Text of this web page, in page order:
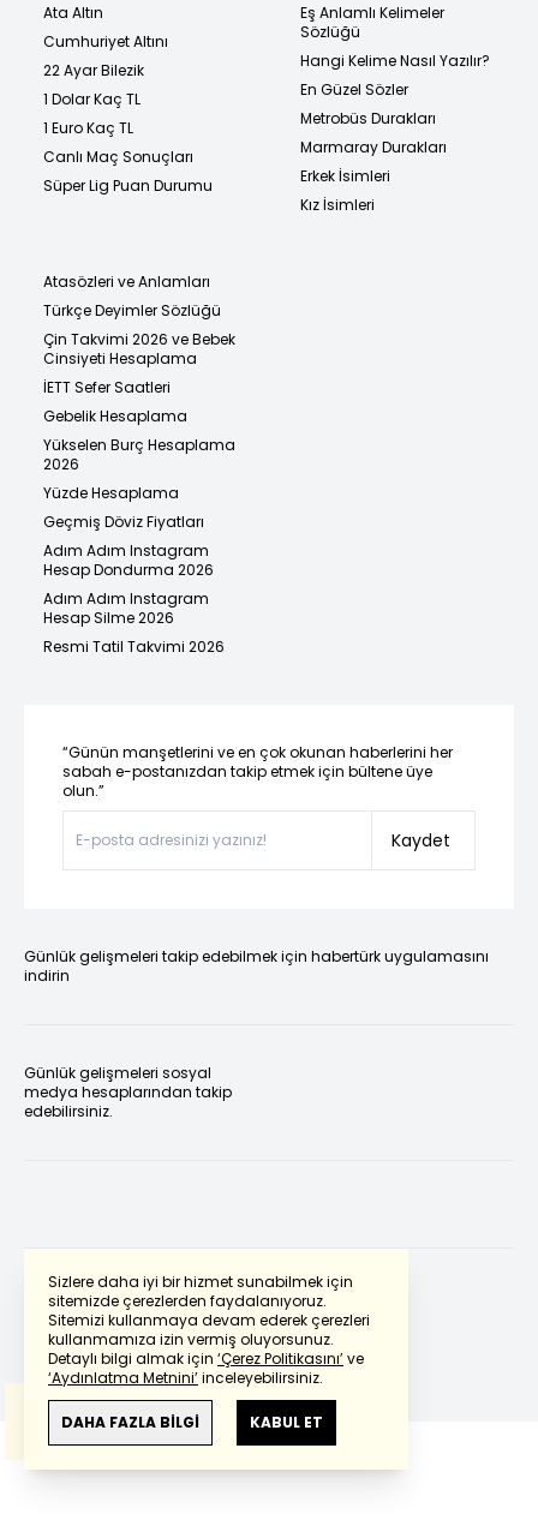
Sizlere daha iyi bir hizmet sunabilmek için
sitemizde çerezlerden faydalanıyoruz.
Sitemizi kullanmaya devam ederek çerezleri
kullanmamıza izin vermiş oluyorsunuz.
Detaylı bilgi almak için ‘Çerez Politikasını’ve
‘Aydınlatma Metnini’inceleyebilirsiniz.
DAHA FAZLA BİLGİ KABUL ET
Ata Altın
Cumhuriyet Altını
22 Ayar Bilezik
1 Dolar Kaç TL
1 Euro Kaç TL
Canlı Maç Sonuçları
Süper Lig Puan Durumu
Eş Anlamlı Kelimeler
Sözlüğü
Hangi Kelime Nasıl Yazılır?
En Güzel Sözler
Metrobüs Durakları
Marmaray Durakları
Erkek İsimleri
Kız İsimleri
Atasözleri ve Anlamları
Türkçe Deyimler Sözlüğü
Çin Takvimi 2026 ve Bebek
Cinsiyeti Hesaplama
İETT Sefer Saatleri
Gebelik Hesaplama
Yükselen Burç Hesaplama
2026
Yüzde Hesaplama
Geçmiş Döviz Fiyatları
Adım Adım Instagram
Hesap Dondurma 2026
Adım Adım Instagram
Hesap Silme 2026
Resmi Tatil Takvimi 2026
“Günün manşetlerini ve en çok okunan haberlerini her
sabah e-postanızdan takip etmek için bültene üye
olun.”
Kaydet
Günlük gelişmeleri takip edebilmek için habertürk uygulamasını
indirin
Günlük gelişmeleri sosyal
medya hesaplarından takip
edebilirsiniz.
Powered by Translate
Bu çevirideGoogle Transletekullanılmıştır.
Anlam ve çeviri hatalarından
haberturk.com
sorumlu değildir.